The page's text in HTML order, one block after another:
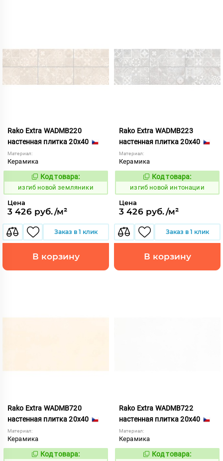
Rako Extra WADMB220
настенная плитка 20x40
Материал:
Керамика
570656
Код товара:
изгиб новой земляники
Цена
3 426 руб./м²
Заказ в 1 клик
В корзину
Rako Extra WADMB223
настенная плитка 20x40
Материал:
Керамика
570658
Код товара:
изгиб новой интонации
Цена
3 426 руб./м²
Заказ в 1 клик
В корзину
Rako Extra WADMB720
настенная плитка 20x40
Материал:
Керамика
570660
Код товара:
Rako Extra WADMB722
настенная плитка 20x40
Материал:
Керамика
570662
Код товара: